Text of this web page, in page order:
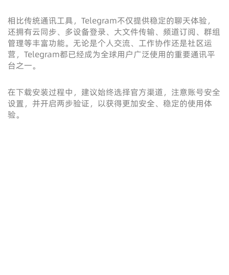
相比传统通讯工具，Telegram不仅提供稳定的聊天体验，
还拥有云同步、多设备登录、大文件传输、频道订阅、群组
管理等丰富功能。无论是个人交流、工作协作还是社区运
营，Telegram都已经成为全球用户广泛使用的重要通讯平
台之一。
在下载安装过程中，建议始终选择官方渠道，注意账号安全
设置，并开启两步验证，以获得更加安全、稳定的使用体
验。